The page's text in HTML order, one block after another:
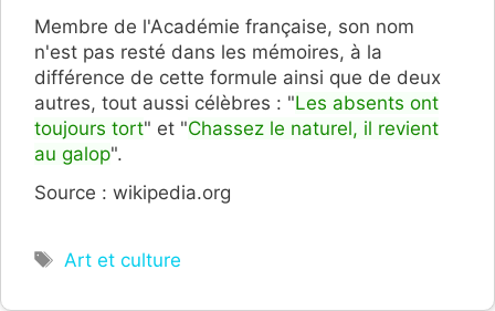
Membre de l'Académie française, son nom
n'est pas resté dans les mémoires, à la
différence de cette formule ainsi que de deux
autres, tout aussi célèbres : "Les absents ont
toujours tort" et "Chassez le naturel, il revient
au galop".
Source : wikipedia.org
Étiquettes
Art et culture